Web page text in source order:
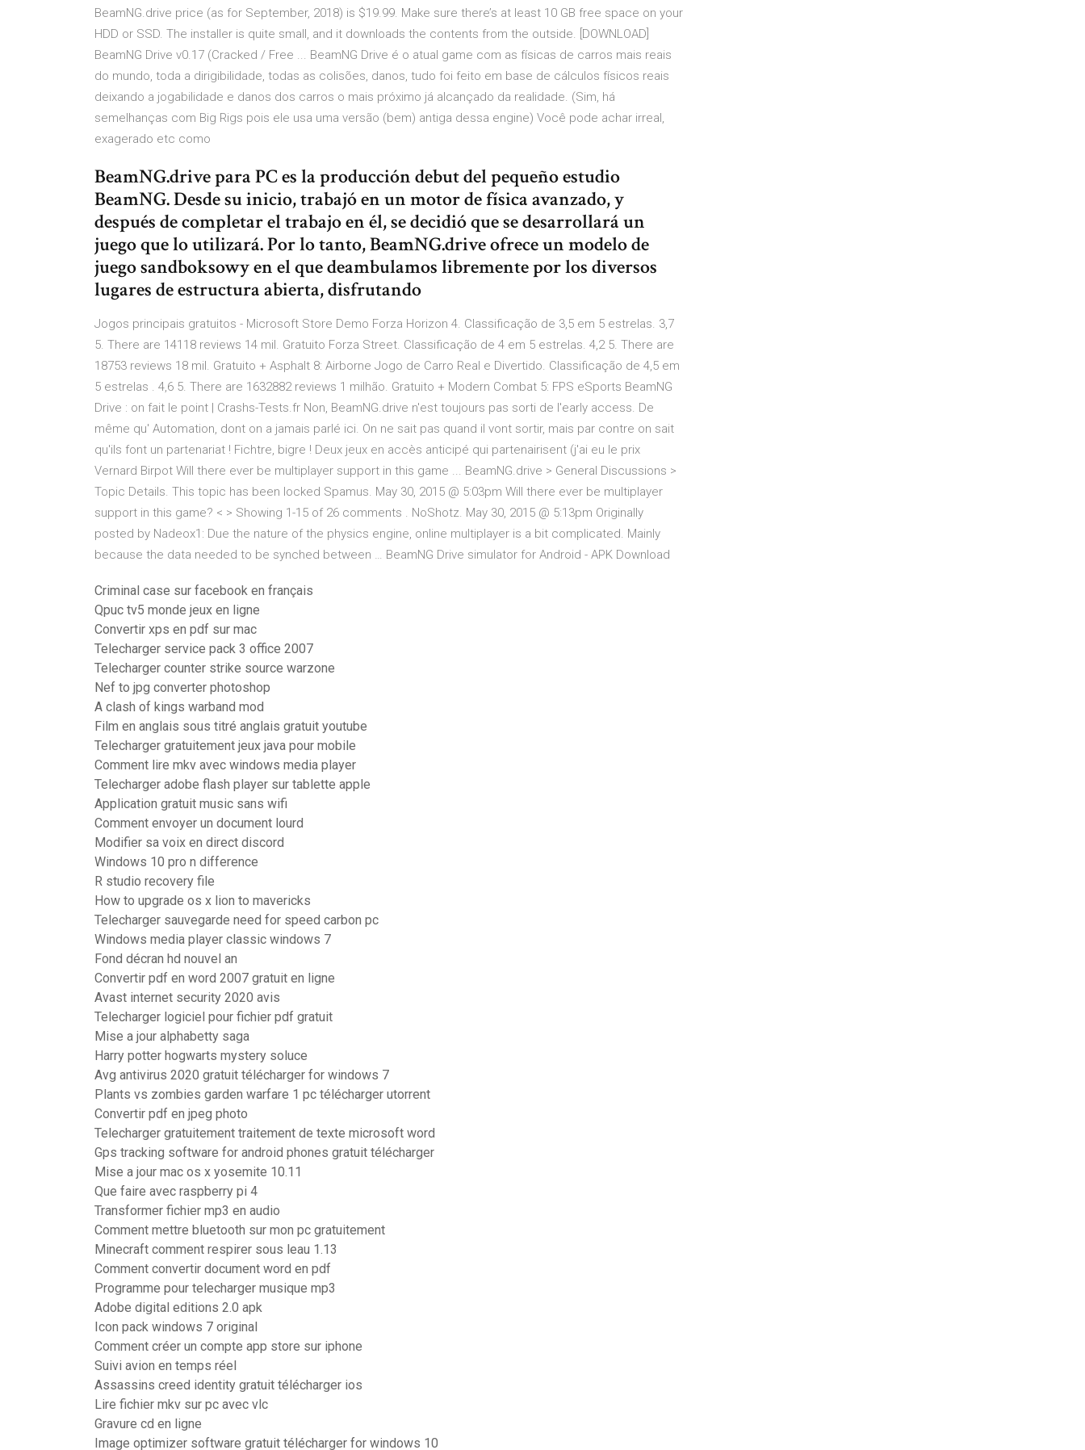
BeamNG.drive price (as for September, 2018) is $19.99. Make sure there’s at least 10 GB free space on your
HDD or SSD. The installer is quite small, and it downloads the contents from the outside. [DOWNLOAD]
BeamNG Drive v0.17 (Cracked / Free ... BeamNG Drive é o atual game com as físicas de carros mais reais
do mundo, toda a dirigibilidade, todas as colisões, danos, tudo foi feito em base de cálculos físicos reais
deixando a jogabilidade e danos dos carros o mais próximo já alcançado da realidade. (Sim, há
semelhanças com Big Rigs pois ele usa uma versão (bem) antiga dessa engine) Você pode achar irreal,
exagerado etc como
BeamNG.drive para PC es la producción debut del pequeño estudio
BeamNG. Desde su inicio, trabajó en un motor de física avanzado, y
después de completar el trabajo en él, se decidió que se desarrollará un
juego que lo utilizará. Por lo tanto, BeamNG.drive ofrece un modelo de
juego sandboksowy en el que deambulamos libremente por los diversos
lugares de estructura abierta, disfrutando
Jogos principais gratuitos - Microsoft Store Demo Forza Horizon 4. Classificação de 3,5 em 5 estrelas. 3,7
5. There are 14118 reviews 14 mil. Gratuito Forza Street. Classificação de 4 em 5 estrelas. 4,2 5. There are
18753 reviews 18 mil. Gratuito + Asphalt 8: Airborne Jogo de Carro Real e Divertido. Classificação de 4,5 em
5 estrelas . 4,6 5. There are 1632882 reviews 1 milhão. Gratuito + Modern Combat 5: FPS eSports BeamNG
Drive : on fait le point | Crashs-Tests.fr Non, BeamNG.drive n'est toujours pas sorti de l'early access. De
même qu' Automation, dont on a jamais parlé ici. On ne sait pas quand il vont sortir, mais par contre on sait
qu'ils font un partenariat ! Fichtre, bigre ! Deux jeux en accès anticipé qui partenairisent (j'ai eu le prix
Vernard Birpot Will there ever be multiplayer support in this game ... BeamNG.drive > General Discussions >
Topic Details. This topic has been locked Spamus. May 30, 2015 @ 5:03pm Will there ever be multiplayer
support in this game? < > Showing 1-15 of 26 comments . NoShotz. May 30, 2015 @ 5:13pm Originally
posted by Nadeox1: Due the nature of the physics engine, online multiplayer is a bit complicated. Mainly
because the data needed to be synched between … BeamNG Drive simulator for Android - APK Download
Criminal case sur facebook en français
Qpuc tv5 monde jeux en ligne
Convertir xps en pdf sur mac
Telecharger service pack 3 office 2007
Telecharger counter strike source warzone
Nef to jpg converter photoshop
A clash of kings warband mod
Film en anglais sous titré anglais gratuit youtube
Telecharger gratuitement jeux java pour mobile
Comment lire mkv avec windows media player
Telecharger adobe flash player sur tablette apple
Application gratuit music sans wifi
Comment envoyer un document lourd
Modifier sa voix en direct discord
Windows 10 pro n difference
R studio recovery file
How to upgrade os x lion to mavericks
Telecharger sauvegarde need for speed carbon pc
Windows media player classic windows 7
Fond décran hd nouvel an
Convertir pdf en word 2007 gratuit en ligne
Avast internet security 2020 avis
Telecharger logiciel pour fichier pdf gratuit
Mise a jour alphabetty saga
Harry potter hogwarts mystery soluce
Avg antivirus 2020 gratuit télécharger for windows 7
Plants vs zombies garden warfare 1 pc télécharger utorrent
Convertir pdf en jpeg photo
Telecharger gratuitement traitement de texte microsoft word
Gps tracking software for android phones gratuit télécharger
Mise a jour mac os x yosemite 10.11
Que faire avec raspberry pi 4
Transformer fichier mp3 en audio
Comment mettre bluetooth sur mon pc gratuitement
Minecraft comment respirer sous leau 1.13
Comment convertir document word en pdf
Programme pour telecharger musique mp3
Adobe digital editions 2.0 apk
Icon pack windows 7 original
Comment créer un compte app store sur iphone
Suivi avion en temps réel
Assassins creed identity gratuit télécharger ios
Lire fichier mkv sur pc avec vlc
Gravure cd en ligne
Image optimizer software gratuit télécharger for windows 10